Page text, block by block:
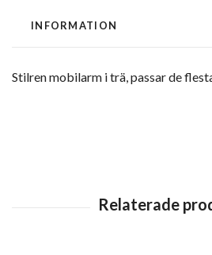
INFORMATION
Stilren mobilarm i trä, passar de